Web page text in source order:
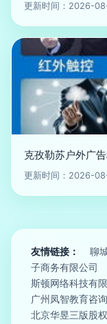
更新时间：2026-
克孜勒苏户外广
更新时间：2026-
友情链接： 聊
子商务有限公司
斯顿网络科技有
广州凤智教育咨
北京华昱三版股